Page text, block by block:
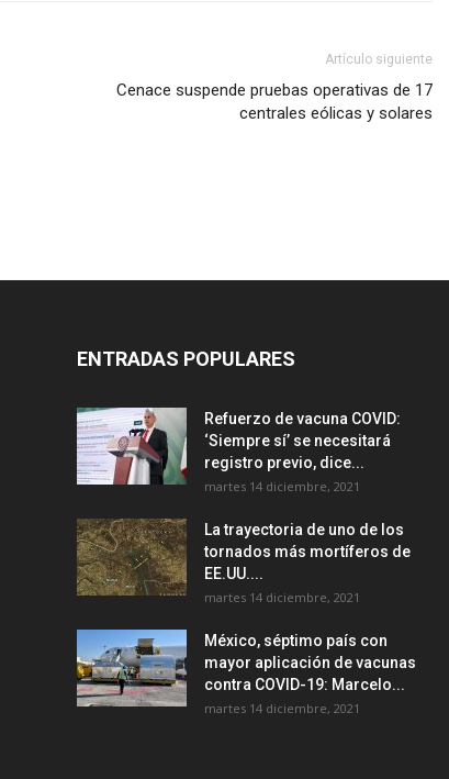
Artículo siguiente
Cenace suspende pruebas operativas de 17
centrales eólicas y solares
ENTRADAS POPULARES
Refuerzo de vacuna COVID:
‘Siempre sí’ se necesitará
registro previo, dice...
martes 14 diciembre, 2021
La trayectoria de uno de los
tornados más mortíferos de
EE.UU....
martes 14 diciembre, 2021
México, séptimo país con
mayor aplicación de vacunas
contra COVID-19: Marcelo...
martes 14 diciembre, 2021